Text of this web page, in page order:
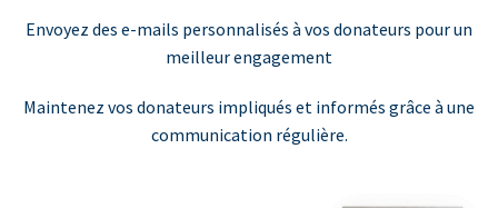
Envoyez des e-mails personnalisés à vos donateurs pour un
meilleur engagement
Maintenez vos donateurs impliqués et informés grâce à une
communication régulière.